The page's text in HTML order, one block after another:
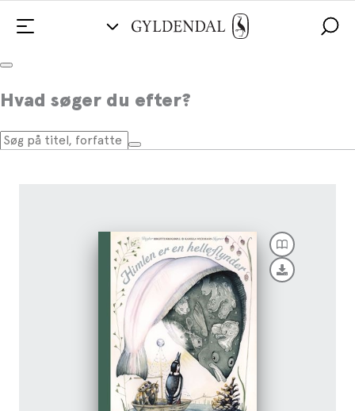
Hvad søger du efter?
Himlen er en helleflynder